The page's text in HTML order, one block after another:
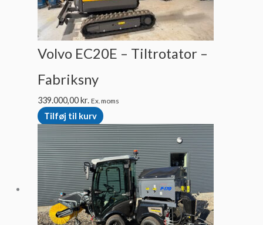
Volvo EC20E – Tiltrotator –
Fabriksny
339.000,00kr. Ex. moms
Tilføj til kurv